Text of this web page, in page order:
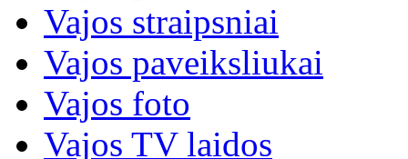
Vajos straipsniai
Vajos paveiksliukai
Vajos foto
Vajos TV laidos